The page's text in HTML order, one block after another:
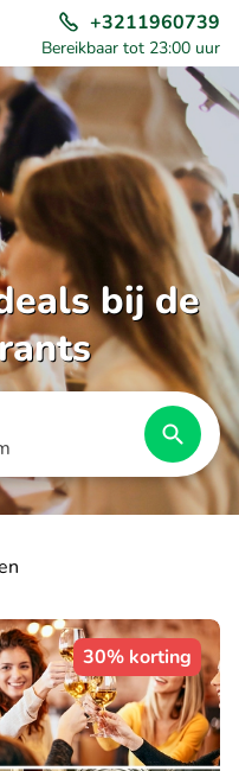
+3211960739
Bereikbaar tot 23:00 uur
bij de
30% korting